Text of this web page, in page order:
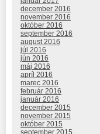
december 2016
november 2016
október 2016
september 2016
august 2016
júl 2016
jún 2016
máj 2016
apríl 2016
marec 2016
február 2016
január 2016
december 2015
november 2015
október 2015